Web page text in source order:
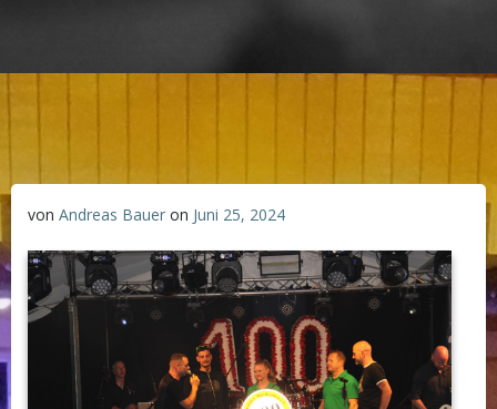
von Andreas Bauer on Juni 25, 2024